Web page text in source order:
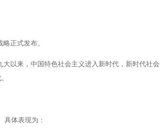
正式发布。
以来，中国特色社会主义进入新时代，新时代社会
具体表现为：